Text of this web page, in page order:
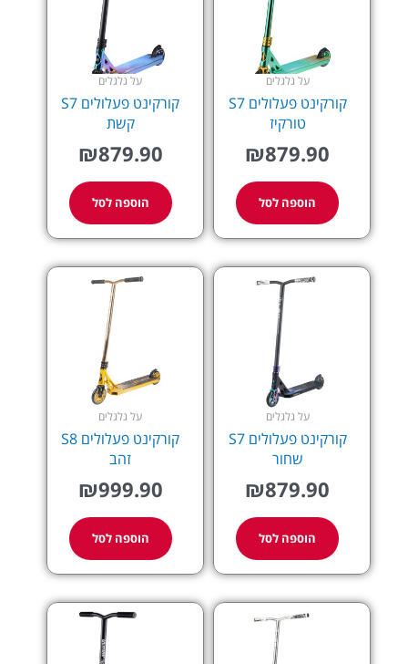
על גלגלים
קורקינט פעלולים S7
טורקיז
₪879.90
הוספה לסל
על גלגלים
קורקינט פעלולים S7
קשת
₪879.90
הוספה לסל
על גלגלים
קורקינט פעלולים S7
שחור
₪879.90
הוספה לסל
על גלגלים
קורקינט פעלולים S8
זהב
₪999.90
הוספה לסל